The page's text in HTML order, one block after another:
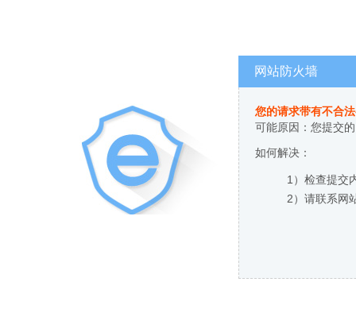
网站防火墙
您的请求带有不合
可能原因：您提交
如何解决：
1）检查提交
2）请联系网